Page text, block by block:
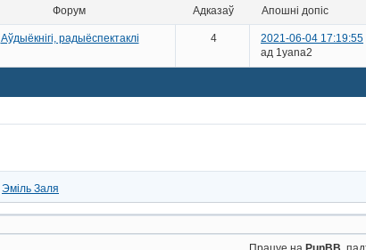
Форум адказаў апошні допіс
Аўдыёкнігі, радыёспектаклі 4
2021-06-04 17:19:55
ад 1yana2
Эміль Заля